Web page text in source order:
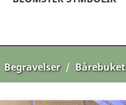
Begravelser Bårebuket